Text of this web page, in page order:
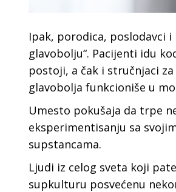
Ipak, porodica, poslodavci
glavobolju“. Pacijenti idu
postoji, a čak i stručnjaci
glavobolja funkcioniše u
Umesto pokušaja da trpe
eksperimentisanju sa
supstancama.
Ljudi iz celog sveta koji
supkulturu posvećenu